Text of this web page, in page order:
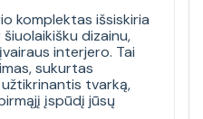
komplektas išsiskiria
dizainu,
interjero. Tai
sukurtas
tvarką,
įspūdį jūsų